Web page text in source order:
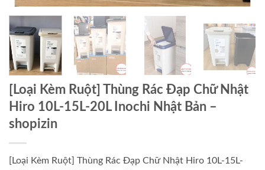
[Loại Kèm Ruột] Thùng Rác Đạp Chữ Nhật
Hiro 10L-15L-20L Inochi Nhật Bản –
shopizin
[Loại Kèm Ruột] Thùng Rác Đạp Chữ Nhật Hiro 10L-15L-